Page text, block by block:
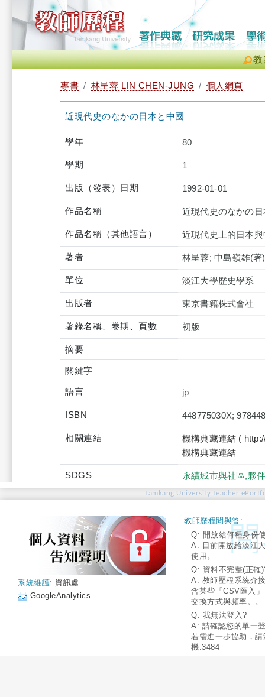
教
專書 林呈蓉 LIN CHEN-JUNG 個人網頁
近現代史のなかの日本と中國
學年 80
學期 1
出版（發表）日期 1992-01-01
作品名稱 近現代史のなかの
作品名稱（其他語言） 近現代史上的日本與
著者 林呈蓉; 中島嶺雄(著)
單位 淡江大學歷史學系
出版者 東京書籍株式會社
著錄名稱、卷期、頁數 初版
摘要
關鍵字
語言 jp
ISBN 448775030X;
相關連結
機構典藏連結 (
機構典藏連結
SDGS 永續城市與社區,夥
Tamkang University Teacher
系統維護: 資訊處
GoogleAnalytics
教師歷程問與答:
Q: 開放給何種身份
A: 目前開放給淡江
使用。
Q: 資料不完整(正確
A: 教師歷程系統介
含某些「CSV匯入
交換方式與頻率。。
Q: 我無法登入?
A: 請確認您的單一
若需進一步協助，
機:3484